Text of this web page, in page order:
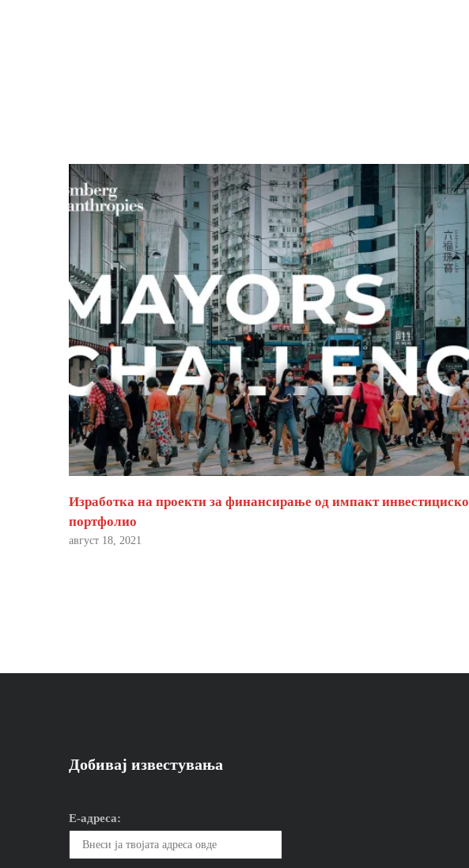
Изработка на проекти за финансирање од импакт инвестициско
портфолио
август 18, 2021
Добивај известувања
Е-адреса: